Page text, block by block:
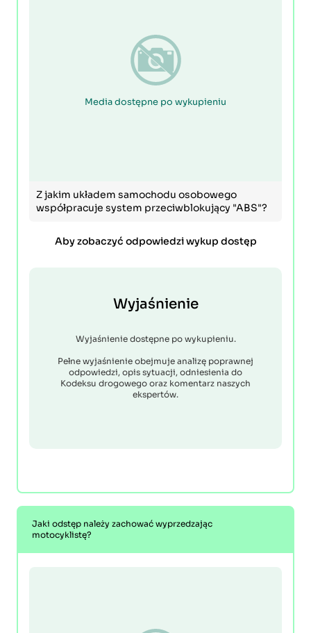
Media dostępne po wykupieniu
Z jakim układem samochodu osobowego
współpracuje system przeciwblokujący "ABS"?
Aby zobaczyć odpowiedzi wykup dostęp
Wyjaśnienie
Wyjaśnienie dostępne po wykupieniu.
Pełne wyjaśnienie obejmuje analizę poprawnej
odpowiedzi, opis sytuacji, odniesienia do
Kodeksu drogowego oraz komentarz naszych
ekspertów.
Jaki odstęp należy zachować wyprzedzając
motocyklistę?